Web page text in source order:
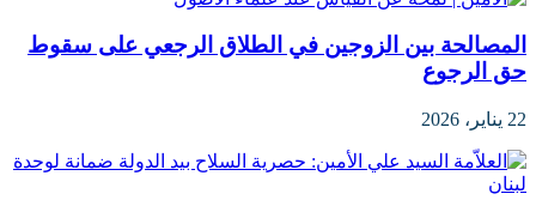
المصالحة بين الزوجين في الطلاق الرجعي على سقوط
حق الرجوع
22 يناير، 2026